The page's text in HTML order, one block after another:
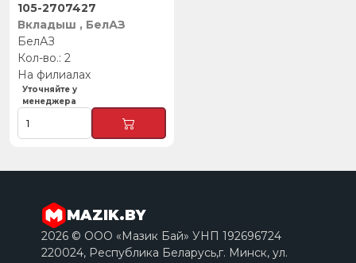
Вкладыш , БелАЗ
105-2707427
БелАЗ
2
На филиалах
Уточняйте у
менеджера
MAZIK.BY
2026 © ООО «Мазик Бай» УНП 192696724
220024, Республика Беларусь,г. Минск, ул.